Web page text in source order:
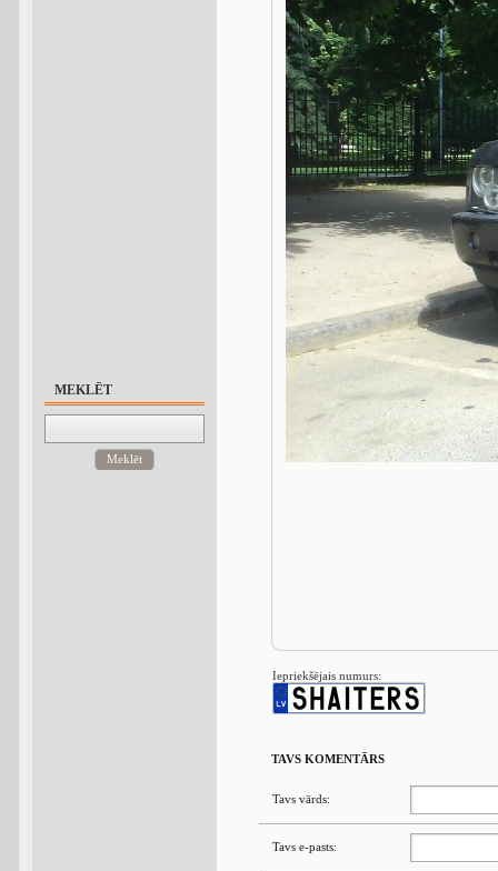
MEKLĒT
Meklēt
Iepriekšējais numurs:
TAVS KOMENTĀRS
Tavs vārds:
Tavs e-pasts: